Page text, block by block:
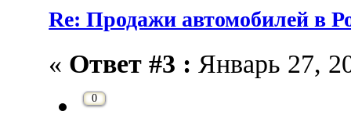
Re: Продажи автомобилей в
« Ответ #3 : Январь 27,
0